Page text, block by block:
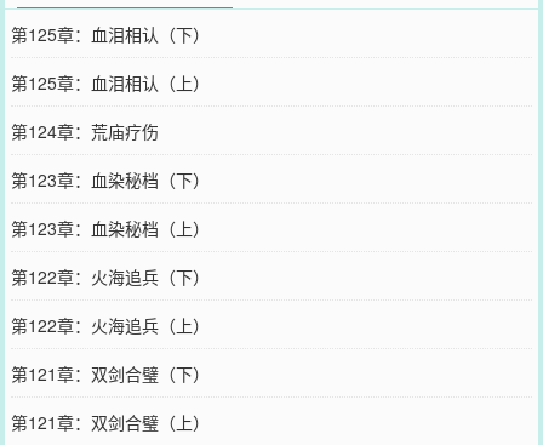
第125章：血泪相认（下）
第125章：血泪相认（上）
第124章：荒庙疗伤
第123章：血染秘档（下）
第123章：血染秘档（上）
第122章：火海追兵（下）
第122章：火海追兵（上）
第121章：双剑合璧（下）
第121章：双剑合璧（上）